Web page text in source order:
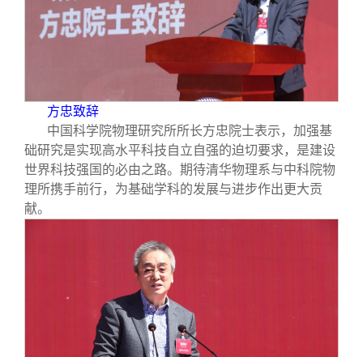
方忠致辞
中国科学院物理研究所所长方忠院士表示，加强基
础研究是实现高水平科技自立自强的迫切要求，是建设
世界科技强国的必由之路。期待清华物理系与中科院物
理所携手前行，为基础学科的发展与进步作出更大贡
献。